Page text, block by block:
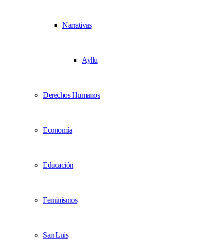
Narrativas
Ayllu
Derechos Humanos
Economía
Educación
Feminismos
San Luis